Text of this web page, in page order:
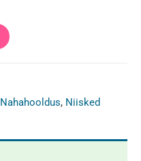
Nahahooldus, Niisked